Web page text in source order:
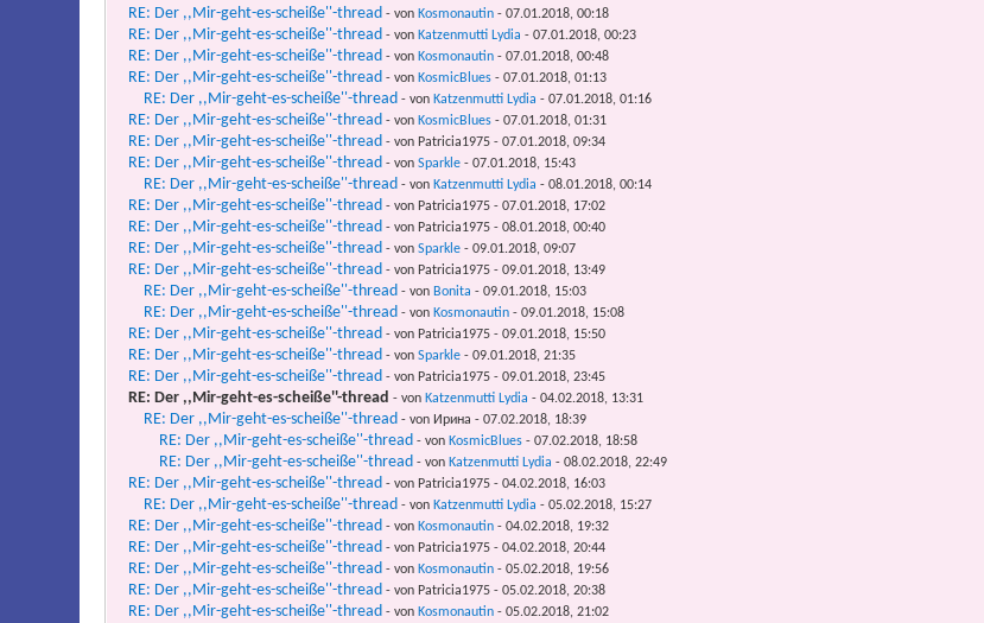
RE: Der ,,Mir-geht-es-scheiße''-thread - von Kosmonautin- 07.01.2018, 00:18
RE: Der ,,Mir-geht-es-scheiße''-thread - von Katzenmutti Lydia - 07.01.2018, 00:23
RE: Der ,,Mir-geht-es-scheiße''-thread - von Kosmonautin- 07.01.2018, 00:48
RE: Der ,,Mir-geht-es-scheiße''-thread - von KosmicBlues- 07.01.2018, 01:13
RE: Der ,,Mir-geht-es-scheiße''-thread - von Katzenmutti Lydia - 07.01.2018, 01:16
RE: Der ,,Mir-geht-es-scheiße''-thread - von KosmicBlues- 07.01.2018, 01:31
RE: Der ,,Mir-geht-es-scheiße''-thread - von Patricia1975 - 07.01.2018, 09:34
RE: Der ,,Mir-geht-es-scheiße''-thread - von Sparkle- 07.01.2018, 15:43
RE: Der ,,Mir-geht-es-scheiße''-thread - von Katzenmutti Lydia - 08.01.2018, 00:14
RE: Der ,,Mir-geht-es-scheiße''-thread - von Patricia1975 - 07.01.2018, 17:02
RE: Der ,,Mir-geht-es-scheiße''-thread - von Patricia1975 - 08.01.2018, 00:40
RE: Der ,,Mir-geht-es-scheiße''-thread - von Sparkle- 09.01.2018, 09:07
RE: Der ,,Mir-geht-es-scheiße''-thread - von Patricia1975 - 09.01.2018, 13:49
RE: Der ,,Mir-geht-es-scheiße''-thread - von Bonita - 09.01.2018, 15:03
RE: Der ,,Mir-geht-es-scheiße''-thread - von Kosmonautin- 09.01.2018, 15:08
RE: Der ,,Mir-geht-es-scheiße''-thread - von Patricia1975 - 09.01.2018, 15:50
RE: Der ,,Mir-geht-es-scheiße''-thread - von Sparkle- 09.01.2018, 21:35
RE: Der ,,Mir-geht-es-scheiße''-thread - von Patricia1975 - 09.01.2018, 23:45
RE: Der ,,Mir-geht-es-scheiße''-thread - von Katzenmutti Lydia - 04.02.2018, 13:31
RE: Der ,,Mir-geht-es-scheiße''-thread - von Ирина - 07.02.2018, 18:39
RE: Der ,,Mir-geht-es-scheiße''-thread - von KosmicBlues- 07.02.2018, 18:58
RE: Der ,,Mir-geht-es-scheiße''-thread - von Katzenmutti Lydia - 08.02.2018, 22:49
RE: Der ,,Mir-geht-es-scheiße''-thread - von Patricia1975 - 04.02.2018, 16:03
RE: Der ,,Mir-geht-es-scheiße''-thread - von Katzenmutti Lydia - 05.02.2018, 15:27
RE: Der ,,Mir-geht-es-scheiße''-thread - von Kosmonautin- 04.02.2018, 19:32
RE: Der ,,Mir-geht-es-scheiße''-thread - von Patricia1975 - 04.02.2018, 20:44
RE: Der ,,Mir-geht-es-scheiße''-thread - von Kosmonautin- 05.02.2018, 19:56
RE: Der ,,Mir-geht-es-scheiße''-thread - von Patricia1975 - 05.02.2018, 20:38
RE: Der ,,Mir-geht-es-scheiße''-thread - von Kosmonautin- 05.02.2018, 21:02